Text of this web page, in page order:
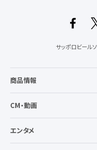
サッポロビール
商品情報
CM・動画
エンタメ